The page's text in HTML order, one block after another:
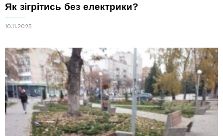
Як зігрітись без електрики?
10.11.2025